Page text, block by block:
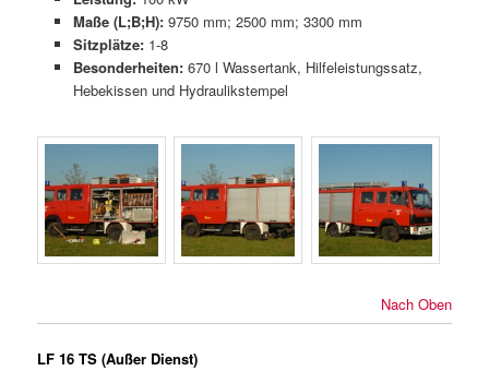
Maße (L;B;H):9750 mm; 2500 mm; 3300 mm
Sitzplätze:1-8
Besonderheiten:670 l Wassertank, Hilfeleistungssatz,
Hebekissen und Hydraulikstempel
Nach Oben
LF 16 TS (Außer Dienst)